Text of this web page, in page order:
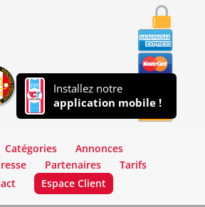
Installez notre
application mobile !
Catégories
Annonces
Partenaires
Tarifs
Espace Client